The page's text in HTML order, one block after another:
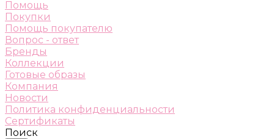
Помощь
Покупки
Помощь покупателю
Вопрос - ответ
Бренды
Коллекции
Готовые образы
Компания
Новости
Политика конфиденциальности
Сертификаты
Поиск